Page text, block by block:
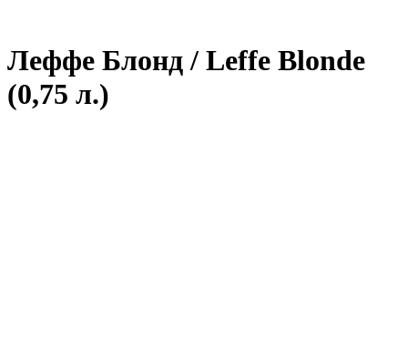
Леффе Блонд / Leffe Blonde
(0,75 л.)